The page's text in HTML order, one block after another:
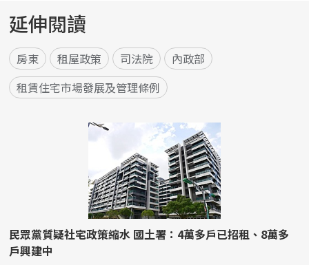
延伸閱讀
房東 租屋政策 司法院
內政部
租賃住宅市場發展及管理條例
民眾黨質疑社宅政策縮水 國土署：4萬多戶已招租、8萬多
戶興建中